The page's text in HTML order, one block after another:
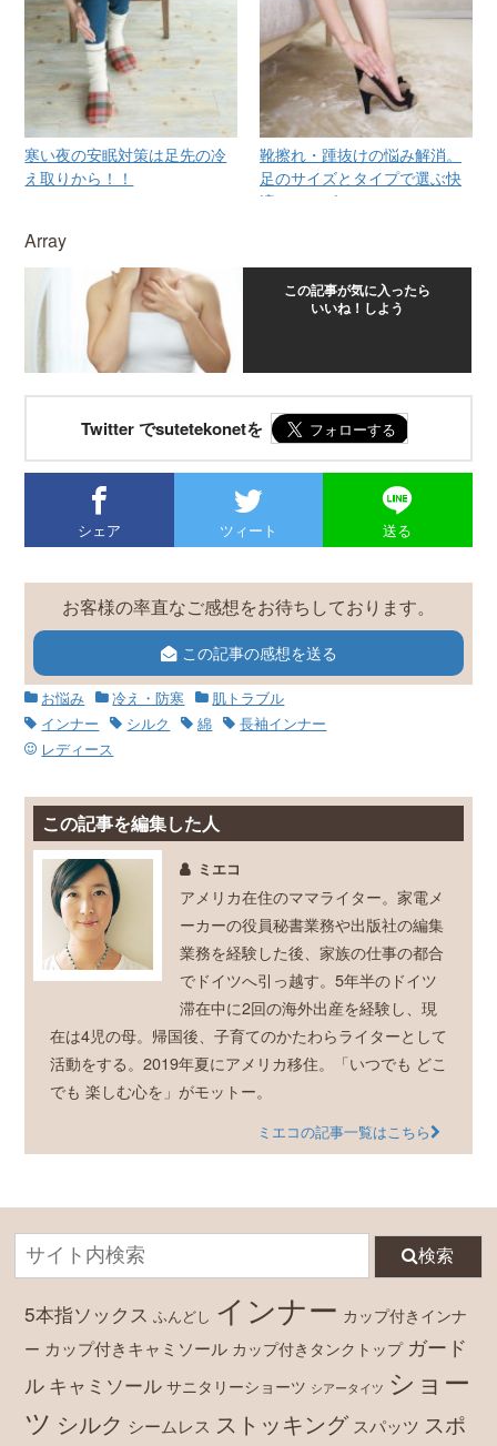
寒い夜の安眠対策は足先の冷
え取りから！！
靴擦れ・踵抜けの悩み解消。
足のサイズとタイプで選ぶ快
適シューズ
Array
この記事が気に入ったら
いいね！しよう
Twitter でsutetekonetを
シェア ツィート 送る
お客様の率直なご感想をお待ちしております。
この記事の感想を送る
お悩み 冷え・防寒
肌トラブル
インナー
シルク 綿
長袖インナー
レディース
この記事を編集した人
ミエコ
アメリカ在住のママライター。家電メ
ーカーの役員秘書業務や出版社の編集
業務を経験した後、家族の仕事の都合
でドイツへ引っ越す。5年半のドイツ
滞在中に2回の海外出産を経験し、現
在は4児の母。帰国後、子育てのかたわらライターとして
活動をする。2019年夏にアメリカ移住。「いつでも どこ
でも 楽しむ心を」がモットー。
ミエコの記事一覧はこちら
検索
5本指ソックス ふんどし インナー カップ付きインナ
ー カップ付きキャミソール カップ付きタンクトップ ガード
ル キャミソール サニタリーショーツ シアータイツ ショー
ツ シルク シームレス ストッキング スパッツ スポ